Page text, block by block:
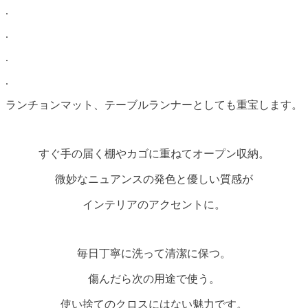
.
.
.
.
ランチョンマット、テーブルランナーとしても重宝します。
すぐ手の届く棚やカゴに重ねてオープン収納。
微妙なニュアンスの発色と優しい質感が
インテリアのアクセントに。
毎日丁寧に洗って清潔に保つ。
傷んだら次の用途で使う。
使い捨てのクロスにはない魅力です。